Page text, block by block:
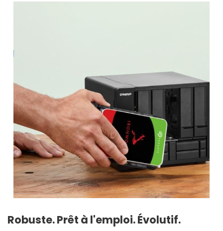
Robuste. Prêt à l'emploi. Évolutif.